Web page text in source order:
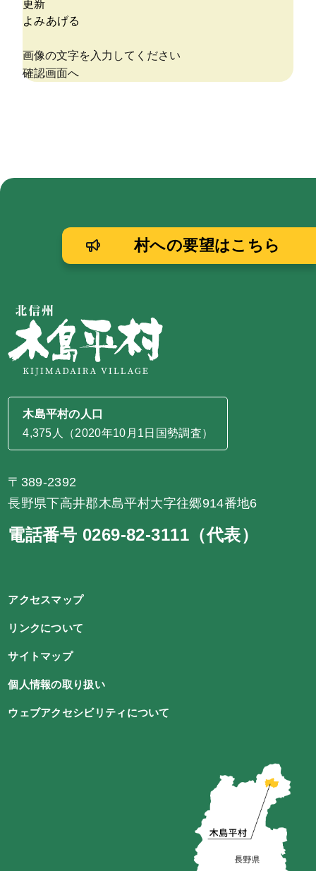
木島平村の人口
4,375人（2020年10月1日国勢調査）
〒389-2392
長野県下高井郡木島平村大字往郷914番地6
電話番号 0269-82-3111（代表）
村への要望はこちら
アクセスマップ
リンクについて
サイトマップ
個人情報の取り扱い
ウェブアクセシビリティについて